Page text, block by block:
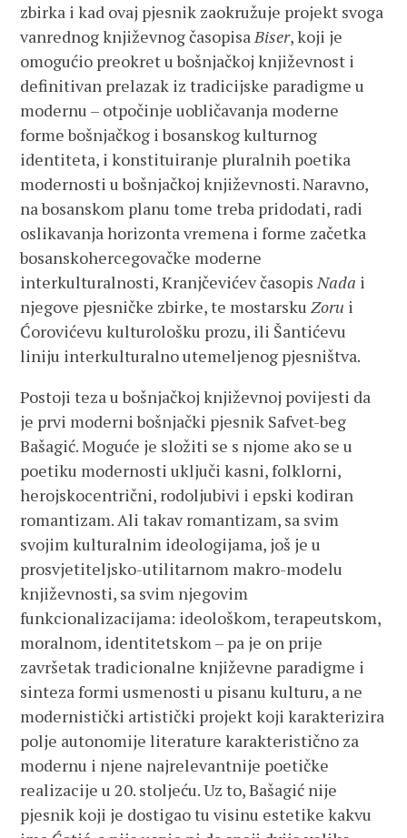
zbirka i kad ovaj pjesnik zaokružuje projekt svoga
vanrednog književnog časopisaBiser, koji je
omogućio preokret u bošnjačkoj književnost i
definitivan prelazak iz tradicijske paradigme u
modernu – otpočinje uobličavanja moderne
forme bošnjačkog i bosanskog kulturnog
identiteta, i konstituiranje pluralnih poetika
modernosti u bošnjačkoj književnosti. Naravno,
na bosanskom planu tome treba pridodati, radi
oslikavanja horizonta vremena i forme začetka
bosanskohercegovačke moderne
interkulturalnosti, Kranjčevićev časopisNada i
njegove pjesničke zbirke, te mostarskuZoru i
Ćorovićevu kulturološku prozu, ili Šantićevu
liniju interkulturalno utemeljenog pjesništva.
Postoji teza u bošnjačkoj književnoj povijesti da
je prvi moderni bošnjački pjesnik Safvet-beg
Bašagić. Moguće je složiti se s njome ako se u
poetiku modernosti uključi kasni, folklorni,
herojskocentrični, rodoljubivi i epski kodiran
romantizam. Ali takav romantizam, sa svim
svojim kulturalnim ideologijama, još je u
prosvjetiteljsko-utilitarnom makro-modelu
književnosti, sa svim njegovim
funkcionalizacijama: ideološkom, terapeutskom,
moralnom, identitetskom – pa je on prije
završetak tradicionalne književne paradigme i
sinteza formi usmenosti u pisanu kulturu, a ne
modernistički artistički projekt koji karakterizira
polje autonomije literature karakteristično za
modernu i njene najrelevantnije poetičke
realizacije u 20. stoljeću. Uz to, Bašagić nije
pjesnik koji je dostigao tu visinu estetike kakvu